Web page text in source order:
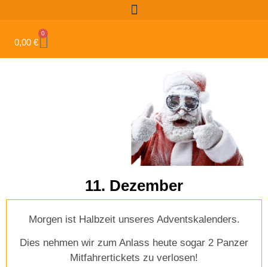
0,00 €
0
11. Dezember
Morgen ist Halbzeit unseres Adventskalenders.
Dies nehmen wir zum Anlass heute sogar 2 Panzer
Mitfahrertickets zu verlosen!